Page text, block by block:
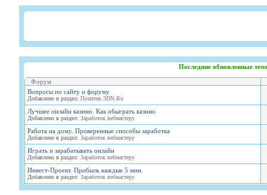
Последние обновленные
Форум
Вопросы по сайту и форуму
Добавлено в раздел: Позитив.3DN.Ru
Лучшее онлайн казино. Как обыграть казино
Добавлено в раздел: Заработок вебмастеру
Работа на дому. Проверенные способы заработка
Добавлено в раздел: Заработок вебмастеру
Играть и зарабатывать онлайн
Добавлено в раздел: Заработок вебмастеру
Инвест-Проект. Прибыль каждые 5 мин.
Добавлено в раздел: Заработок вебмастеру